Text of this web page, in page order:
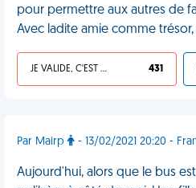
pour permettre aux autres de
Avec ladite amie comme trésor,
JE VALIDE, C'EST UNE VDM 431
Par Mairp - 13/02/2021 20:20 -
Aujourd'hui, alors que le bus